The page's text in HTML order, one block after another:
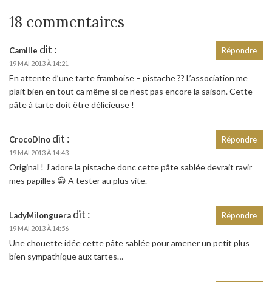
18 commentaires
Camille dit :
19 MAI 2013 À 14:21
En attente d’une tarte framboise – pistache ?? L’association me
plait bien en tout ca même si ce n’est pas encore la saison. Cette
pâte à tarte doit être délicieuse !
Répondre
CrocoDino dit :
19 MAI 2013 À 14:43
Original ! J’adore la pistache donc cette pâte sablée devrait ravir
mes papilles 😀 A tester au plus vite.
Répondre
LadyMilonguera dit :
19 MAI 2013 À 14:56
Une chouette idée cette pâte sablée pour amener un petit plus
bien sympathique aux tartes…
Répondre